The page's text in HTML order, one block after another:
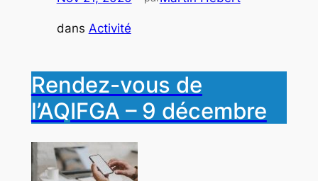
dans Activité
Rendez-vous de
l’AQIFGA – 9 décembre